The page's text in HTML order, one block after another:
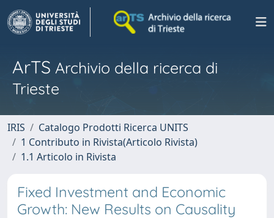
ArTS Archivio della ricerca di
Trieste
IRIS
Catalogo Prodotti Ricerca UNITS
1 Contributo in Rivista(Articolo Rivista)
1.1 Articolo in Rivista
Fixed Investment and Economic
Growth: New Results on Causality